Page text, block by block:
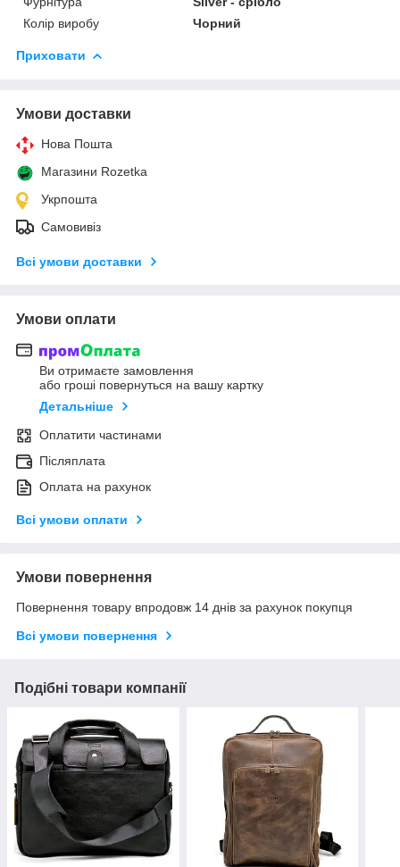
Колір виробу
Чорний
Приховати
Умови доставки
Нова Пошта
Магазини Rozetka
Укрпошта
Самовивіз
Всі умови доставки
Умови оплати
Ви отримаєте замовлення
або гроші повернуться на вашу картку
Детальніше
Оплатити частинами
Післяплата
Оплата на рахунок
Всі умови оплати
Умови повернення
Повернення товару впродовж 14 днів за рахунок покупця
Всі умови повернення
Подібні товари компанії